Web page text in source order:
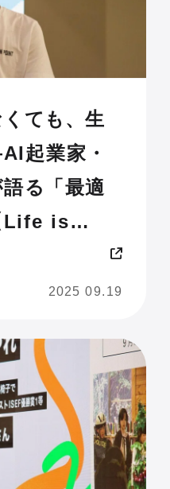
ても、生
起業家・
る「最適
Life is
2025 09.19